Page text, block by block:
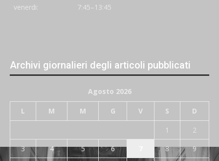
venerdi:
7:45–13:45
Archivi giornalieri degli articoli pubblicati
Agosto 2026
L M M G V S D
1
2
3
4 5 6 8
9